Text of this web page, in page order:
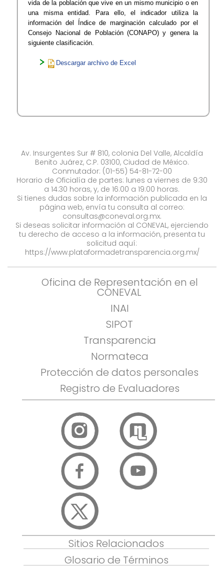
vida de la población que vive en un mismo municipio o en
una misma entidad. Para ello, el indicador utiliza la
información del Índice de marginación calculado por el
Consejo Nacional de Población (CONAPO) y genera la
siguiente clasificación.
Descargar archivo de Excel​
Av. Insurgentes Sur # 810, colonia Del Valle, Alcaldía
Benito Juárez, C.P. 03100, Ciudad de México.
Conmutador: (01-55) 54-81-72-00
Horario de Oficialía de partes: lunes a viernes de 9:30
a 14:30 horas, y, de 16:00 a 19:00 horas.
Si tienes dudas sobre la información publicada en la
página web, envía tu consulta al correo:
consultas@coneval.org.mx.
Si deseas solicitar información al CONEVAL, ejerciendo
tu derecho de acceso a la información, presenta tu
solicitud aquí:
https://www.plataformadetransparencia.org.mx/
Oficina de Representación en el
CONEVAL
INAI
SIPOT
Transparencia
Normateca
Protección de datos personales
Registro de Evaluadores
Sitios Relacionados
Glosario de Términos